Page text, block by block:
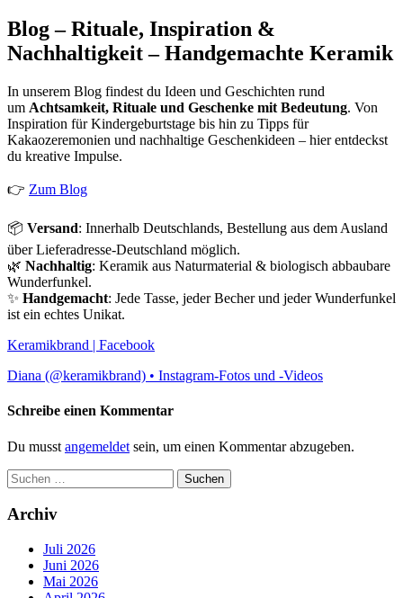
Blog – Rituale, Inspiration &
Nachhaltigkeit – Handgemachte Keramik
In unserem Blog findest du Ideen und Geschichten rund
um Achtsamkeit, Rituale und Geschenke mit Bedeutung. Von
Inspiration für Kindergeburtstage bis hin zu Tipps für
Kakaozeremonien und nachhaltige Geschenkideen – hier entdeckst
du kreative Impulse.
👉 Zum Blog
📦 Versand: Innerhalb Deutschlands, Bestellung aus dem Ausland
über Lieferadresse-Deutschland möglich.
🌿 Nachhaltig: Keramik aus Naturmaterial & biologisch abbaubare
Wunderfunkel.
✨ Handgemacht: Jede Tasse, jeder Becher und jeder Wunderfunkel
ist ein echtes Unikat.
Keramikbrand | Facebook
Diana (@keramikbrand) • Instagram-Fotos und -Videos
Schreibe einen Kommentar
Du musst angemeldet sein, um einen Kommentar abzugeben.
Suchen
nach:
Archiv
Juli 2026
Juni 2026
Mai 2026